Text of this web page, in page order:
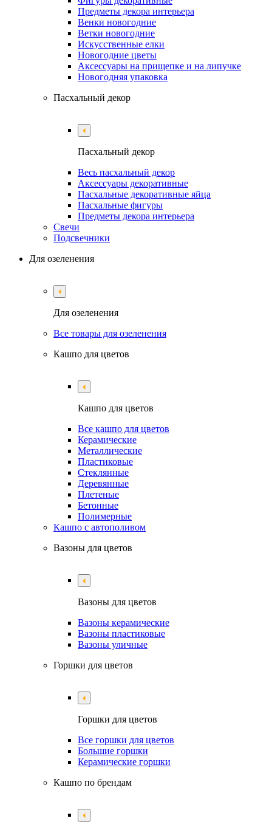
Предметы декора интерьера
Венки новогодние
Ветки новогодние
Искусственные елки
Новогодние цветы
Аксессуары на прищепке и на липучке
Новогодняя упаковка
Пасхальный декор
Пасхальный декор
Весь пасхальный декор
Аксессуары декоративные
Пасхальные декоративные яйца
Пасхальные фигуры
Предметы декора интерьера
Свечи
Подсвечники
Для озеленения
Для озеленения
Все товары для озеленения
Кашпо для цветов
Кашпо для цветов
Все кашпо для цветов
Керамические
Металлические
Пластиковые
Стеклянные
Деревянные
Плетеные
Бетонные
Полимерные
Кашпо с автополивом
Вазоны для цветов
Вазоны для цветов
Вазоны керамические
Вазоны пластиковые
Вазоны уличные
Горшки для цветов
Горшки для цветов
Все горшки для цветов
Большие горшки
Керамические горшки
Кашпо по брендам